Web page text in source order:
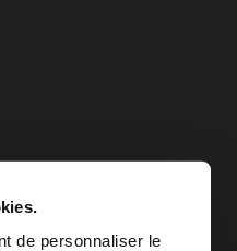
de personnaliser le
Robes